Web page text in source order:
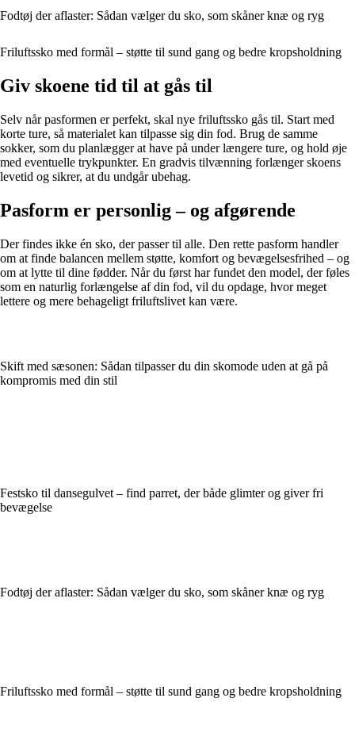
Fodtøj der aflaster: Sådan vælger du sko, som skåner knæ og ryg
Friluftssko med formål – støtte til sund gang og bedre kropsholdning
Giv skoene tid til at gås til
Selv når pasformen er perfekt, skal nye friluftssko gås til. Start med
korte ture, så materialet kan tilpasse sig din fod. Brug de samme
sokker, som du planlægger at have på under længere ture, og hold øje
med eventuelle trykpunkter. En gradvis tilvænning forlænger skoens
levetid og sikrer, at du undgår ubehag.
Pasform er personlig – og afgørende
Der findes ikke én sko, der passer til alle. Den rette pasform handler
om at finde balancen mellem støtte, komfort og bevægelsesfrihed – og
om at lytte til dine fødder. Når du først har fundet den model, der føles
som en naturlig forlængelse af din fod, vil du opdage, hvor meget
lettere og mere behageligt friluftslivet kan være.
Skift med sæsonen: Sådan tilpasser du din skomode uden at gå på
kompromis med din stil
Festsko til dansegulvet – find parret, der både glimter og giver fri
bevægelse
Fodtøj der aflaster: Sådan vælger du sko, som skåner knæ og ryg
Friluftssko med formål – støtte til sund gang og bedre kropsholdning